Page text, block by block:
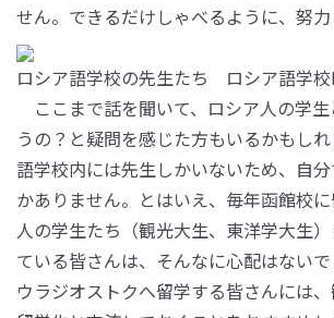
せん。できるだけしゃべるように、努力
ロシア語学校の先生たち ロシア語学校
ここまで話を聞いて、ロシア人の学
うの？と疑問を感じた方もいるかもし
語学校内には先生しかいないため、自
かありません。とはいえ、毎年函館校
人の学生たち（観光大生、東洋学大生
ている皆さんは、そんなに心配はない
ウラジオストクへ留学する皆さんには